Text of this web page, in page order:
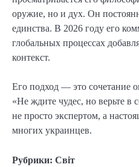
оружие, но и дух. Он
единства. В 2026 году его
глобальных процессах
контекст.
Его подход — это сочетание
«Не ждите чудес, но верьте в
не просто экспертом, а
многих украинцев.
Рубрики: Світ